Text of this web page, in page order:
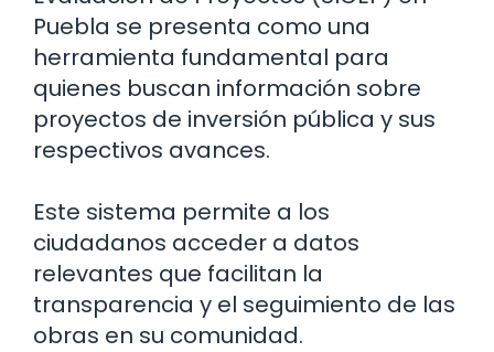
Puebla se presenta como una
herramienta fundamental para
quienes buscan información sobre
proyectos de inversión pública y sus
respectivos avances.
Este sistema permite a los
ciudadanos acceder a datos
relevantes que facilitan la
transparencia y el seguimiento de las
obras en su comunidad.